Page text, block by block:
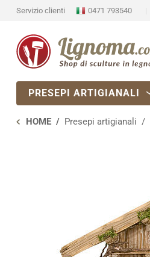
Servizio clienti 0471 793540
PRESEPI ARTIGIANALI
HOME Presepi artigianali